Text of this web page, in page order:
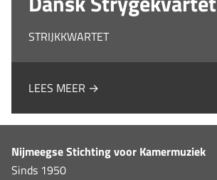
STRIJKKWARTET
LEES MEER →
Nijmeegse Stichting voor Kamermuziek
Sinds 1950